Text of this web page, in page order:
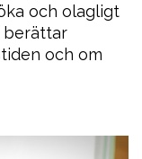
och olagligt
berättar
och om